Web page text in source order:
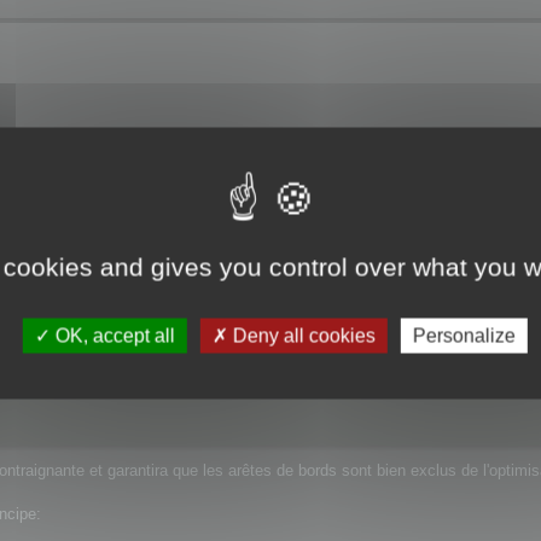
sur l'évolution de Polygon Cruncher et venons de mettre en ligne la
cruncher), même en préservant le border, à un certain niveau de réduction
mais n'empêche pas leur modification a de forts taux d'optimisation.
les bords quel que soit le niveau de réduction ? J'en aurais vraiment besoin
et garantira que les arêtes de bords sont bien exclus de
and gives you control over what you
OK, accept all Deny all cookies Personalize